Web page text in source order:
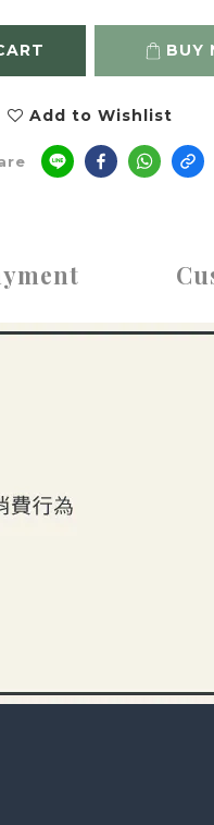
BUY
Add to Wishlist